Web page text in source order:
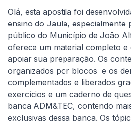
Olá, esta apostila foi
ensino do Jaula, especialmente
público do Município de João
oferece um material completo e
apoiar sua preparação. Os
organizados por blocos, e os
complementados e liberados
exercícios e um caderno de
banca ADM&TEC, contendo
exclusivas dessa banca. Os